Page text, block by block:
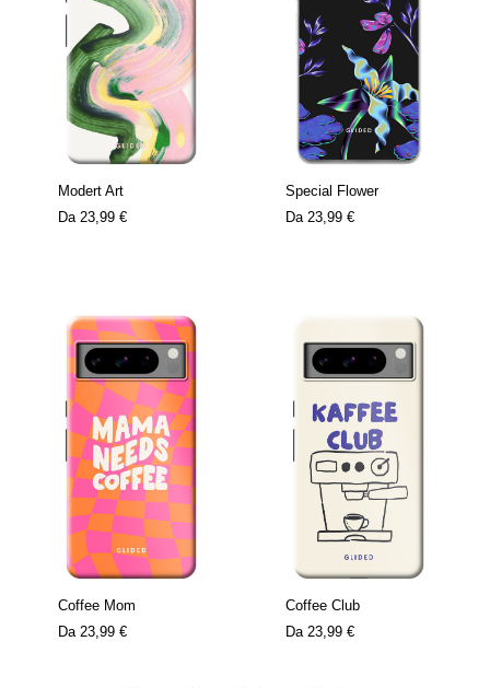
Modert Art
Da 23,99 €
Special Flower
Da 23,99 €
Coffee Mom
Da 23,99 €
Coffee Club
Da 23,99 €